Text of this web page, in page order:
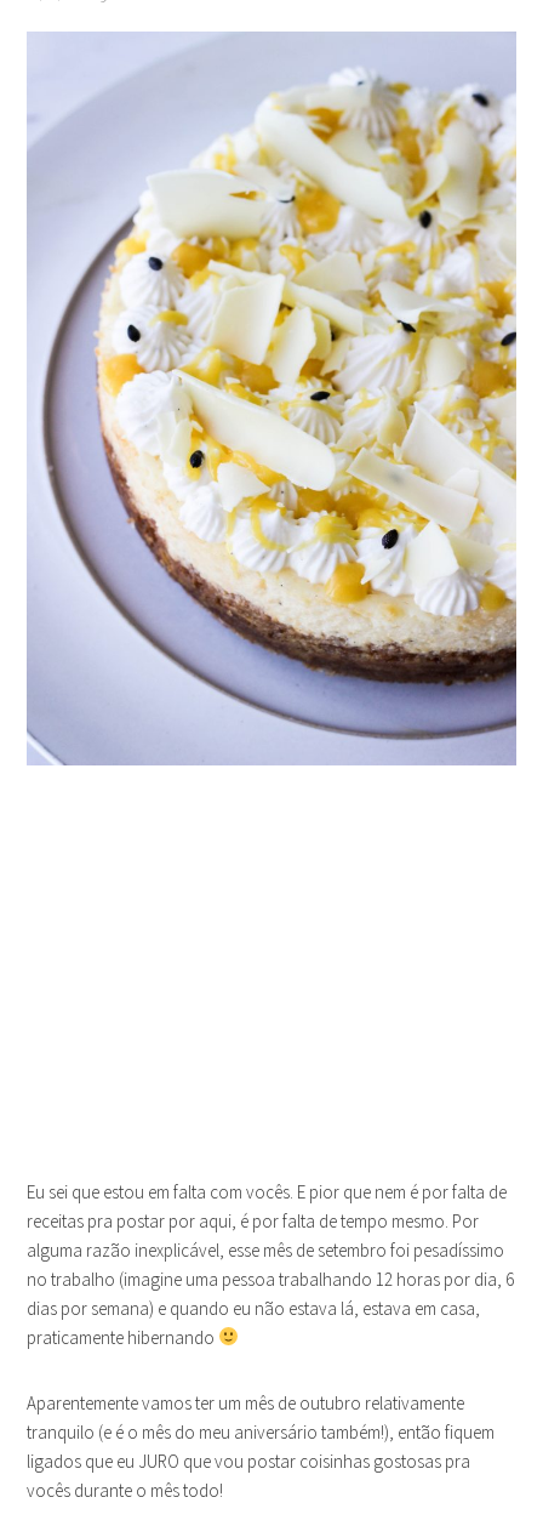
Eu sei que estou em falta com vocês. E pior que nem é por falta de
receitas pra postar por aqui, é por falta de tempo mesmo. Por
alguma razão inexplicável, esse mês de setembro foi pesadíssimo
no trabalho (imagine uma pessoa trabalhando 12 horas por dia, 6
dias por semana) e quando eu não estava lá, estava em casa,
praticamente hibernando
Aparentemente vamos ter um mês de outubro relativamente
tranquilo (e é o mês do meu aniversário também!), então fiquem
ligados que eu JURO que vou postar coisinhas gostosas pra
vocês durante o mês todo!